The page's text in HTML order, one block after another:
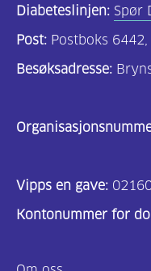
til
deg
Om
(316)
For
Diabeteslinjen: Spør
Post: Postboks
Besøksadresse:
Vipps en gave:
Kontonummer for